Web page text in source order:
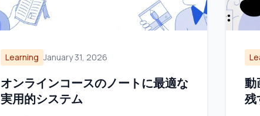
Learning January 31, 2026
オンラインコースのノートに最適な
実用的システム
動
残